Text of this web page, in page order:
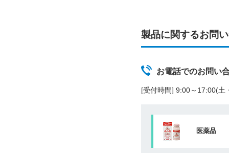
製品に関するお問
お電話でのお問い
[受付時間] 9:00～17:00(土
医薬品